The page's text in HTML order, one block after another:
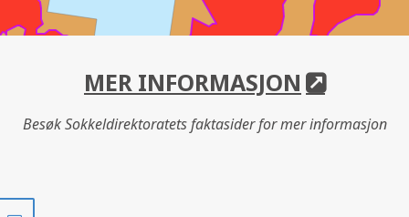
MER INFORMASJON
Besøk Sokkeldirektoratets faktasider for mer informasjon